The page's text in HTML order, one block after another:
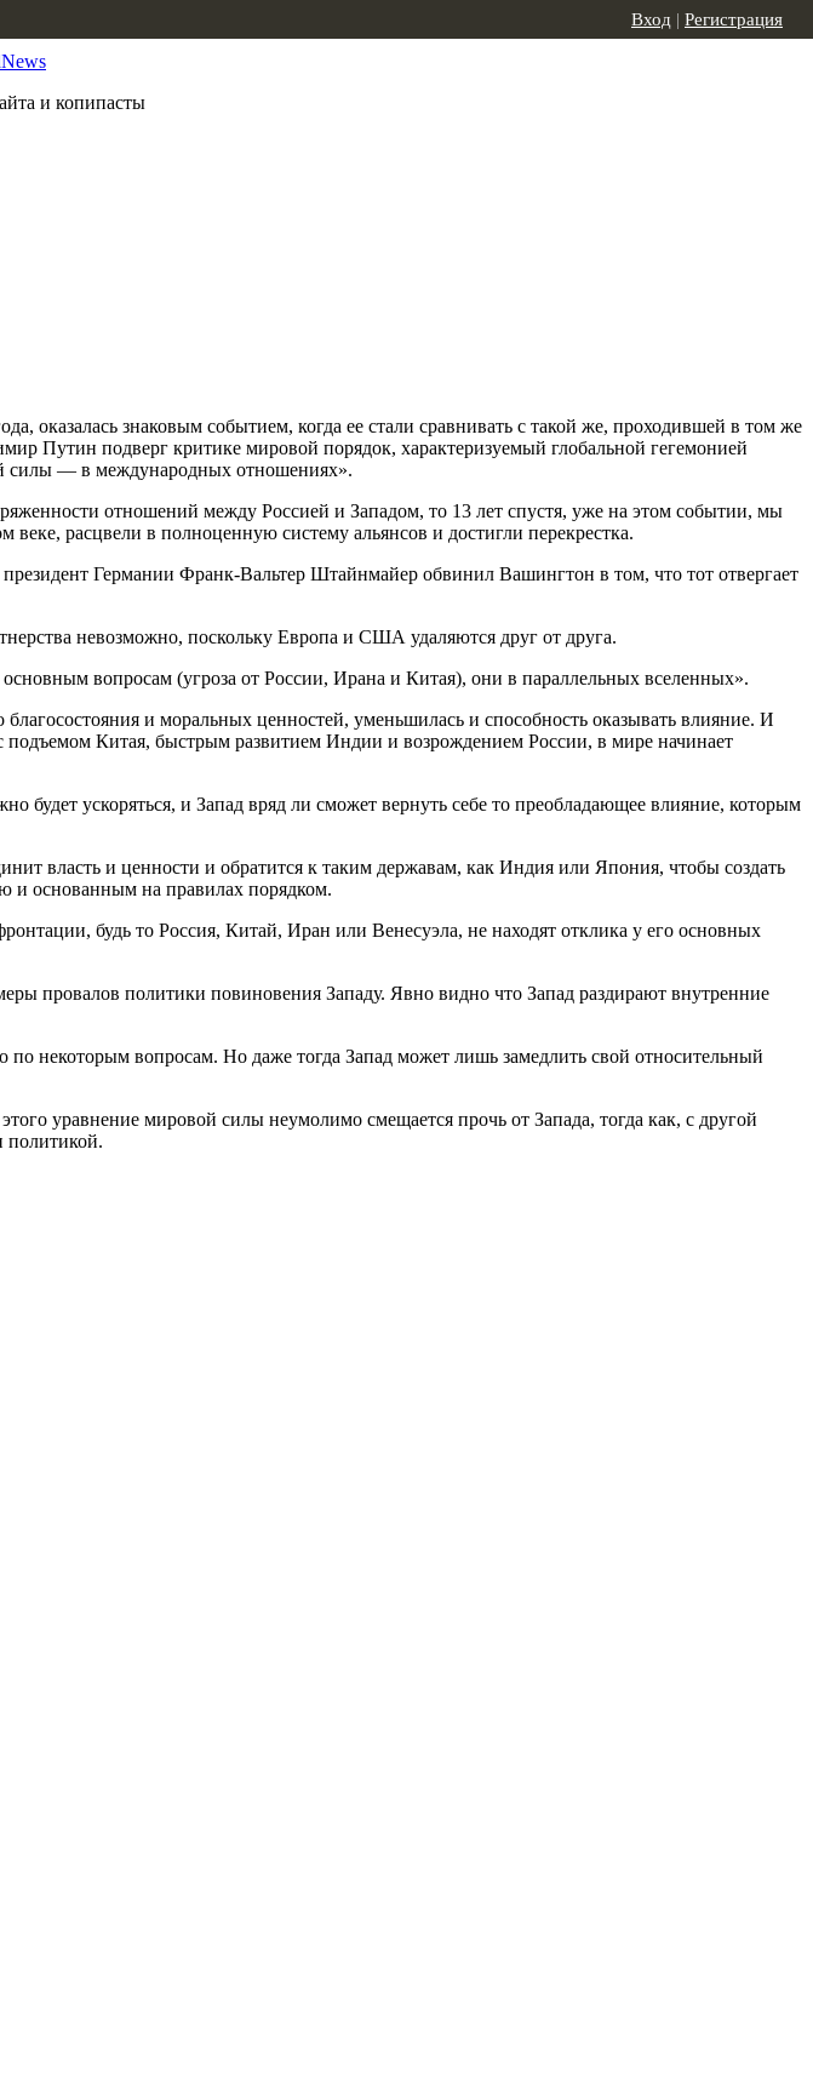
и копипасты
Вход | Регистрация
оказалась знаковым событием, когда ее стали сравнивать с такой же, проходившей в том же
Путин подверг критике мировой порядок, характеризуемый глобальной гегемонией
силы — в международных отношениях».
отношений между Россией и Западом, то 13 лет спустя, уже на этом событии, мы
расцвели в полноценную систему альянсов и достигли перекрестка.
Германии Франк-Вальтер Штайнмайер обвинил Вашингтон в том, что тот отвергает
невозможно, поскольку Европа и США удаляются друг от друга.
вопросам (угроза от России, Ирана и Китая), они в параллельных вселенных».
и моральных ценностей, уменьшилась и способность оказывать влияние. И
подъемом Китая, быстрым развитием Индии и возрождением России, в мире начинает
будет ускоряться, и Запад вряд ли сможет вернуть себе то преобладающее влияние, которым
власть и ценности и обратится к таким державам, как Индия или Япония, чтобы создать
и основанным на правилах порядком.
будь то Россия, Китай, Иран или Венесуэла, не находят отклика у его основных
политики повиновения Западу. Явно видно что Запад раздирают внутренние
некоторым вопросам. Но даже тогда Запад может лишь замедлить свой относительный
уравнение мировой силы неумолимо смещается прочь от Запада, тогда как, с другой
политикой.